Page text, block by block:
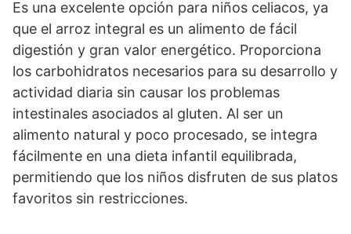
Es una excelente opción para niños celiacos, ya
que el arroz integral es un alimento de fácil
digestión y gran valor energético. Proporciona
los carbohidratos necesarios para su desarrollo y
actividad diaria sin causar los problemas
intestinales asociados al gluten. Al ser un
alimento natural y poco procesado, se integra
fácilmente en una dieta infantil equilibrada,
permitiendo que los niños disfruten de sus platos
favoritos sin restricciones.